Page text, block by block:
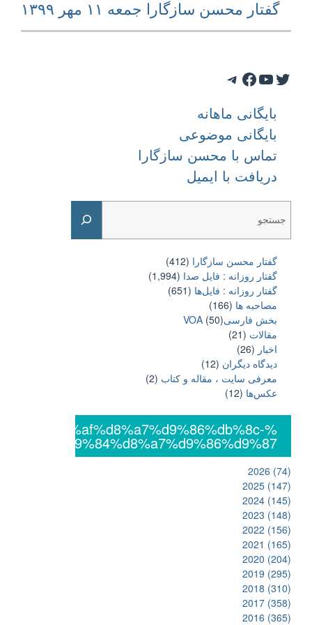
Next
post:
گفتار محسن سازگارا جمعه ۱۱ مهر ۱۳۹۹
Telegram Facebook YouTube Twitter
بایگانی ماهانه
بایگانی موضوعی
تماس با محسن سازگارا
دریافت با ایمیل
گفتار محسن سازگارا (412)
گفتار روزانه : فایل‌ صدا (1,994)
گفتار روزانه : فایل‌ها (651)
مصاحبه ها (166)
بخش فارسیVOA(50)
مقالات (21)
اخبار (26)
دیدگاه دیگران (12)
معرفی سایت ، مقاله و کتاب (2)
عکس‌ها (12)
2026 (74)
2025 (147)
2024 (145)
2023 (148)
2022 (156)
2021 (165)
2020 (204)
2019 (295)
2018 (310)
2017 (358)
2016 (365)